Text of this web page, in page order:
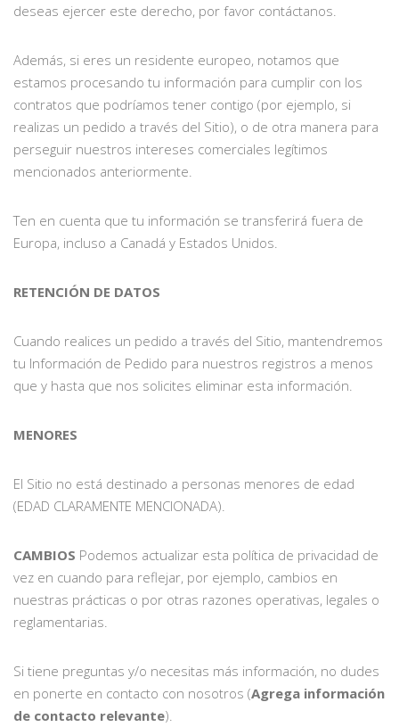
deseas ejercer este derecho, por favor contáctanos.
Además, si eres un residente europeo, notamos que
estamos procesando tu información para cumplir con los
contratos que podríamos tener contigo (por ejemplo, si
realizas un pedido a través del Sitio), o de otra manera para
perseguir nuestros intereses comerciales legítimos
mencionados anteriormente.
Ten en cuenta que tu información se transferirá fuera de
Europa, incluso a Canadá y Estados Unidos.
RETENCIÓN DE DATOS
Cuando realices un pedido a través del Sitio, mantendremos
tu Información de Pedido para nuestros registros a menos
que y hasta que nos solicites eliminar esta información.
MENORES
El Sitio no está destinado a personas menores de edad
(EDAD CLARAMENTE MENCIONADA).
CAMBIOS Podemos actualizar esta política de privacidad de
vez en cuando para reflejar, por ejemplo, cambios en
nuestras prácticas o por otras razones operativas, legales o
reglamentarias.
Si tiene preguntas y/o necesitas más información, no dudes
en ponerte en contacto con nosotros (Agrega información
de contacto relevante).